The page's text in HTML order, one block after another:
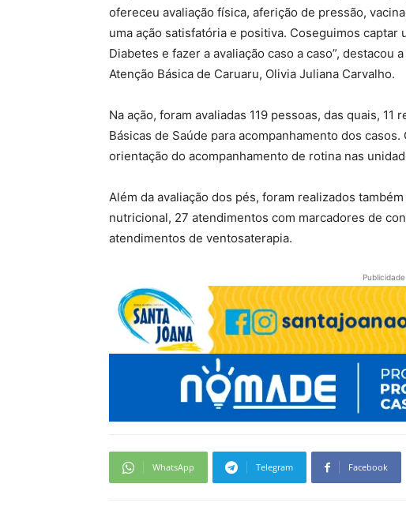
ofereceu avaliação física, aferição de pressão,
uma ação satisfatória e positiva. Coseguimos
Diabetes e fazer a avaliação caso a caso”, destacou
Atenção Básica de Caruaru, Olivia Juliana Carvalho.
Na ação, foram avaliadas 119 pessoas, das quais,
Básicas de Saúde para acompanhamento dos
orientação do acompanhamento de rotina nas
Além da avaliação dos pés, foram realizados
nutricional, 27 atendimentos com marcadores de
atendimentos de ventosaterapia.
Publicidade
WhatsApp Telegram Facebook